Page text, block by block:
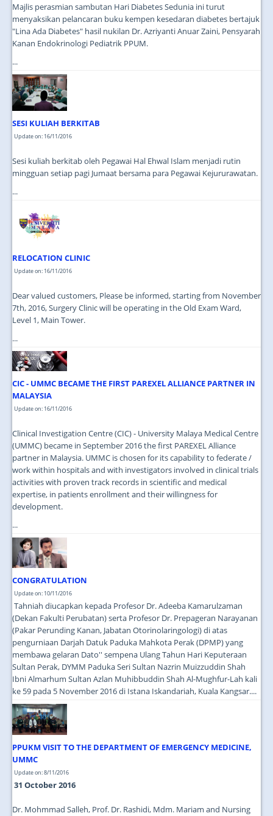
Majlis perasmian sambutan Hari Diabetes Sedunia ini turut
menyaksikan pelancaran buku kempen kesedaran diabetes bertajuk
"Lina Ada Diabetes" hasil nukilan Dr. Azriyanti Anuar Zaini, Pensyarah
Kanan Endokrinologi Pediatrik PPUM.
...
SESI KULIAH BERKITAB
Update on: 16/11/2016
Sesi kuliah berkitab oleh Pegawai Hal Ehwal Islam menjadi rutin
mingguan setiap pagi Jumaat bersama para Pegawai Kejururawatan.
...
RELOCATION CLINIC
Update on: 16/11/2016
Dear valued customers, Please be informed, starting from November
7th, 2016, Surgery Clinic will be operating in the Old Exam Ward,
Level 1, Main Tower.
...
CIC - UMMC BECAME THE FIRST PAREXEL ALLIANCE PARTNER IN
MALAYSIA
Update on: 16/11/2016
Clinical Investigation Centre (CIC) - University Malaya Medical Centre
(UMMC) became in September 2016 the first PAREXEL Alliance
partner in Malaysia. UMMC is chosen for its capability to federate /
work within hospitals and with investigators involved in clinical trials
activities with proven track records in scientific and medical
expertise, in patients enrollment and their willingness for
development.
...
CONGRATULATION
Update on: 10/11/2016
Tahniah diucapkan kepada Profesor Dr. Adeeba Kamarulzaman
(Dekan Fakulti Perubatan) serta Profesor Dr. Prepageran Narayanan
(Pakar Perunding Kanan, Jabatan Otorinolaringologi) di atas
pengurniaan Darjah Datuk Paduka Mahkota Perak (DPMP) yang
membawa gelaran Dato'' sempena Ulang Tahun Hari Keputeraan
Sultan Perak, DYMM Paduka Seri Sultan Nazrin Muizzuddin Shah
Ibni Almarhum Sultan Azlan Muhibbuddin Shah Al-Mughfur-Lah kali
ke 59 pada 5 November 2016 di Istana Iskandariah, Kuala Kangsar....
PPUKM VISIT TO THE DEPARTMENT OF EMERGENCY MEDICINE,
UMMC
Update on: 8/11/2016
31 October 2016
Dr. Mohmmad Salleh, Prof. Dr. Rashidi, Mdm. Mariam and Nursing